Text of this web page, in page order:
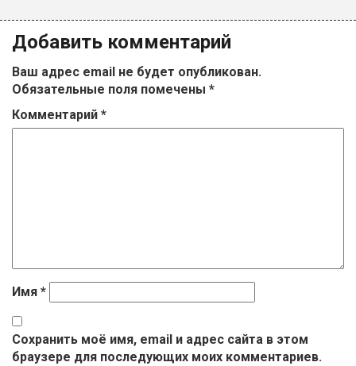
Добавить комментарий
Ваш адрес email не будет опубликован.
Обязательные поля помечены *
Комментарий *
Имя *
Сохранить моё имя, email и адрес сайта в этом
браузере для последующих моих комментариев.